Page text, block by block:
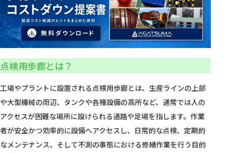
点検用歩廊とは？
工場やプラントに設置される点検用歩廊とは、生産ラインの上部
や大型機械の周辺、タンクや各種設備の高所など、通常では人の
アクセスが困難な場所に設けられる通路や足場を指します。作業
者が安全かつ効率的に設備へアクセスし、日常的な点検、定期的
なメンテナンス、そして不測の事態における修繕作業を行う目的